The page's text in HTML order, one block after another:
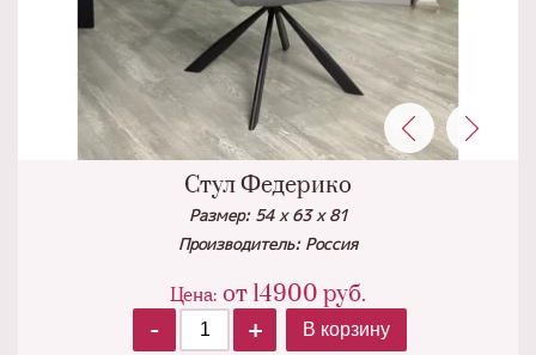
Стул Федерико
Размер: 54 х 63 х 81
Производитель: Россия
Цена: от 14900 руб.
-
+ В корзину